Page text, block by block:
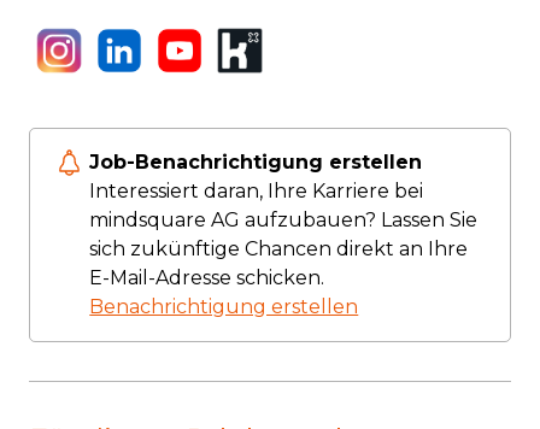
Job-Benachrichtigung erstellen
Interessiert daran, Ihre Karriere bei
mindsquare AG aufzubauen? Lassen Sie
sich zukünftige Chancen direkt an Ihre
E-Mail-Adresse schicken.
Benachrichtigung erstellen